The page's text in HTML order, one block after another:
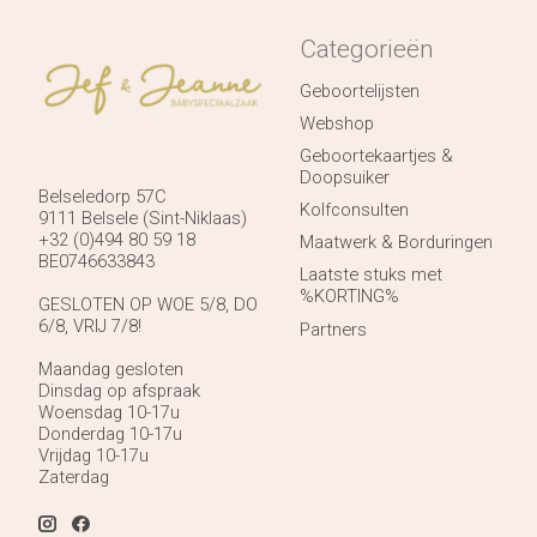
Belseledorp 57C
9111 Belsele (Sint-Niklaas)
+32 (0)494 80 59 18
BE0746633843
GESLOTEN OP WOE 5/8, DO
6/8, VRIJ 7/8!
Maandag gesloten
Dinsdag op afspraak
Woensdag 10-17u
Donderdag 10-17u
Vrijdag 10-17u
Zaterdag
Categorieën
Geboortelijsten
Webshop
Geboortekaartjes &
Doopsuiker
Kolfconsulten
Maatwerk & Borduringen
Laatste stuks met
%KORTING%
Partners